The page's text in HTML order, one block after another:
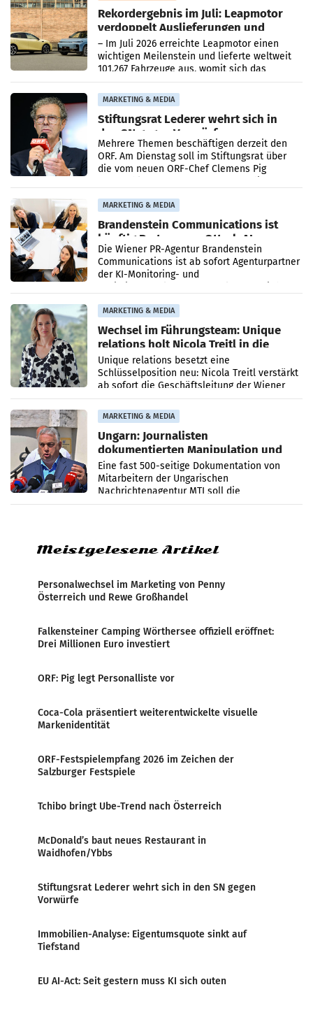
Rekordergebnis im Juli: Leapmotor
verdoppelt Auslieferungen und
überschreitet die 100.000er-Marke
– Im Juli 2026 erreichte Leapmotor einen
wichtigen Meilenstein und lieferte weltweit
101.267 Fahrzeuge aus, womit sich das
Ergebnis gegenüber Juli 2025 mehr als
verdoppelte (+102
MARKETING & MEDIA
Stiftungsrat Lederer wehrt sich in
den SN gegen Vorwürfe
Mehrere Themen beschäftigen derzeit den
ORF. Am Dienstag soll im Stiftungsrat über
die vom neuen ORF-Chef Clemens Pig
MARKETING & MEDIA
Brandenstein Communications ist
künftig Partner von OtterlyAI
Die Wiener PR-Agentur Brandenstein
Communications ist ab sofort Agenturpartner
der KI-Monitoring- und
MARKETING & MEDIA
Wechsel im Führungsteam: Unique
relations holt Nicola Treitl in die
Geschäftsleitung
Unique relations besetzt eine
Schlüsselposition neu: Nicola Treitl verstärkt
ab sofort die Geschäftsleitung der Wiener
PR-Agentur an der Seite von Josef Kalina und
Anna Kalina-Mahr.
MARKETING & MEDIA
Ungarn: Journalisten
dokumentierten Manipulation und
Zensur
Eine fast 500-seitige Dokumentation von
Mitarbeitern der Ungarischen
Nachrichtenagentur MTI soll die
systematische Nachrichten-Manipulation und
Meistgelesene Artikel
Personalwechsel im Marketing von Penny
Österreich und Rewe Großhandel
Falkensteiner Camping Wörthersee offiziell eröffnet:
Drei Millionen Euro investiert
ORF: Pig legt Personalliste vor
Coca-Cola präsentiert weiterentwickelte visuelle
Markenidentität
ORF-Festspielempfang 2026 im Zeichen der
Salzburger Festspiele
Tchibo bringt Ube-Trend nach Österreich
McDonald’s baut neues Restaurant in
Waidhofen/Ybbs
Stiftungsrat Lederer wehrt sich in den SN gegen
Vorwürfe
Immobilien-Analyse: Eigentumsquote sinkt auf
Tiefstand
EU AI-Act: Seit gestern muss KI sich outen